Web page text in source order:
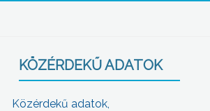
KÖZÉRDEKŰ ADATOK
Közérdekű adatok,